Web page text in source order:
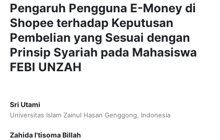
Pengaruh Pengguna E-Money di
Shopee terhadap Keputusan
Pembelian yang Sesuai dengan
Prinsip Syariah pada Mahasiswa
FEBI UNZAH
Sri Utami
Universitas Islam Zainul Hasan Genggong, Indonesia
Zahida I'tisoma Billah